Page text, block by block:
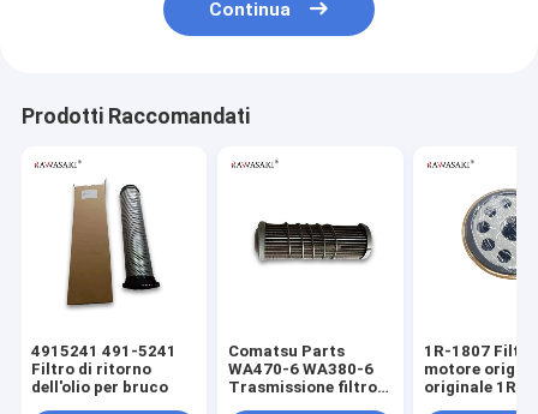
Continua
Prodotti Raccomandati
4915241 491-5241
Filtro di ritorno
dell'olio per bruco
Comatsu Parts
WA470-6 WA380-6
Trasmissione filtro
1R-1807 Filtro olio
motore
originale